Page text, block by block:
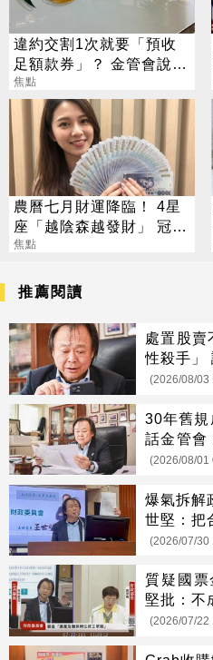
違約交割1次就要「預收
足額款券」？ 金管會說話
了
焦點
農曆七月財運降臨！ 4星
座「越陰森越發財」 冠軍
賺到翻
焦點
推薦閱讀
處置股賣
性殺手」
(2026/08/03
30年舊規
話金管會
人
(2026/08/01
爆氣拆解
世堅：把
(2026/07/30
質疑國
堅批：不
(2026/07/22